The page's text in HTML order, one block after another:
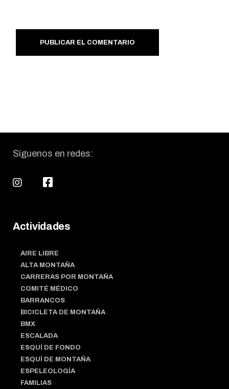
PUBLICAR EL COMENTARIO
Síguenos en redes:
Actividades
AIRE LIBRE
ALTA MONTAÑA
CARRERAS POR MONTAÑA
COMITÉ MÉDICO
BARRANCOS
BICICLETA DE MONTAÑA
BMX
ESCALADA
ESQUÍ DE FONDO
ESQUÍ DE MONTAÑA
ESPELEOLOGÍA
FAMILIAS